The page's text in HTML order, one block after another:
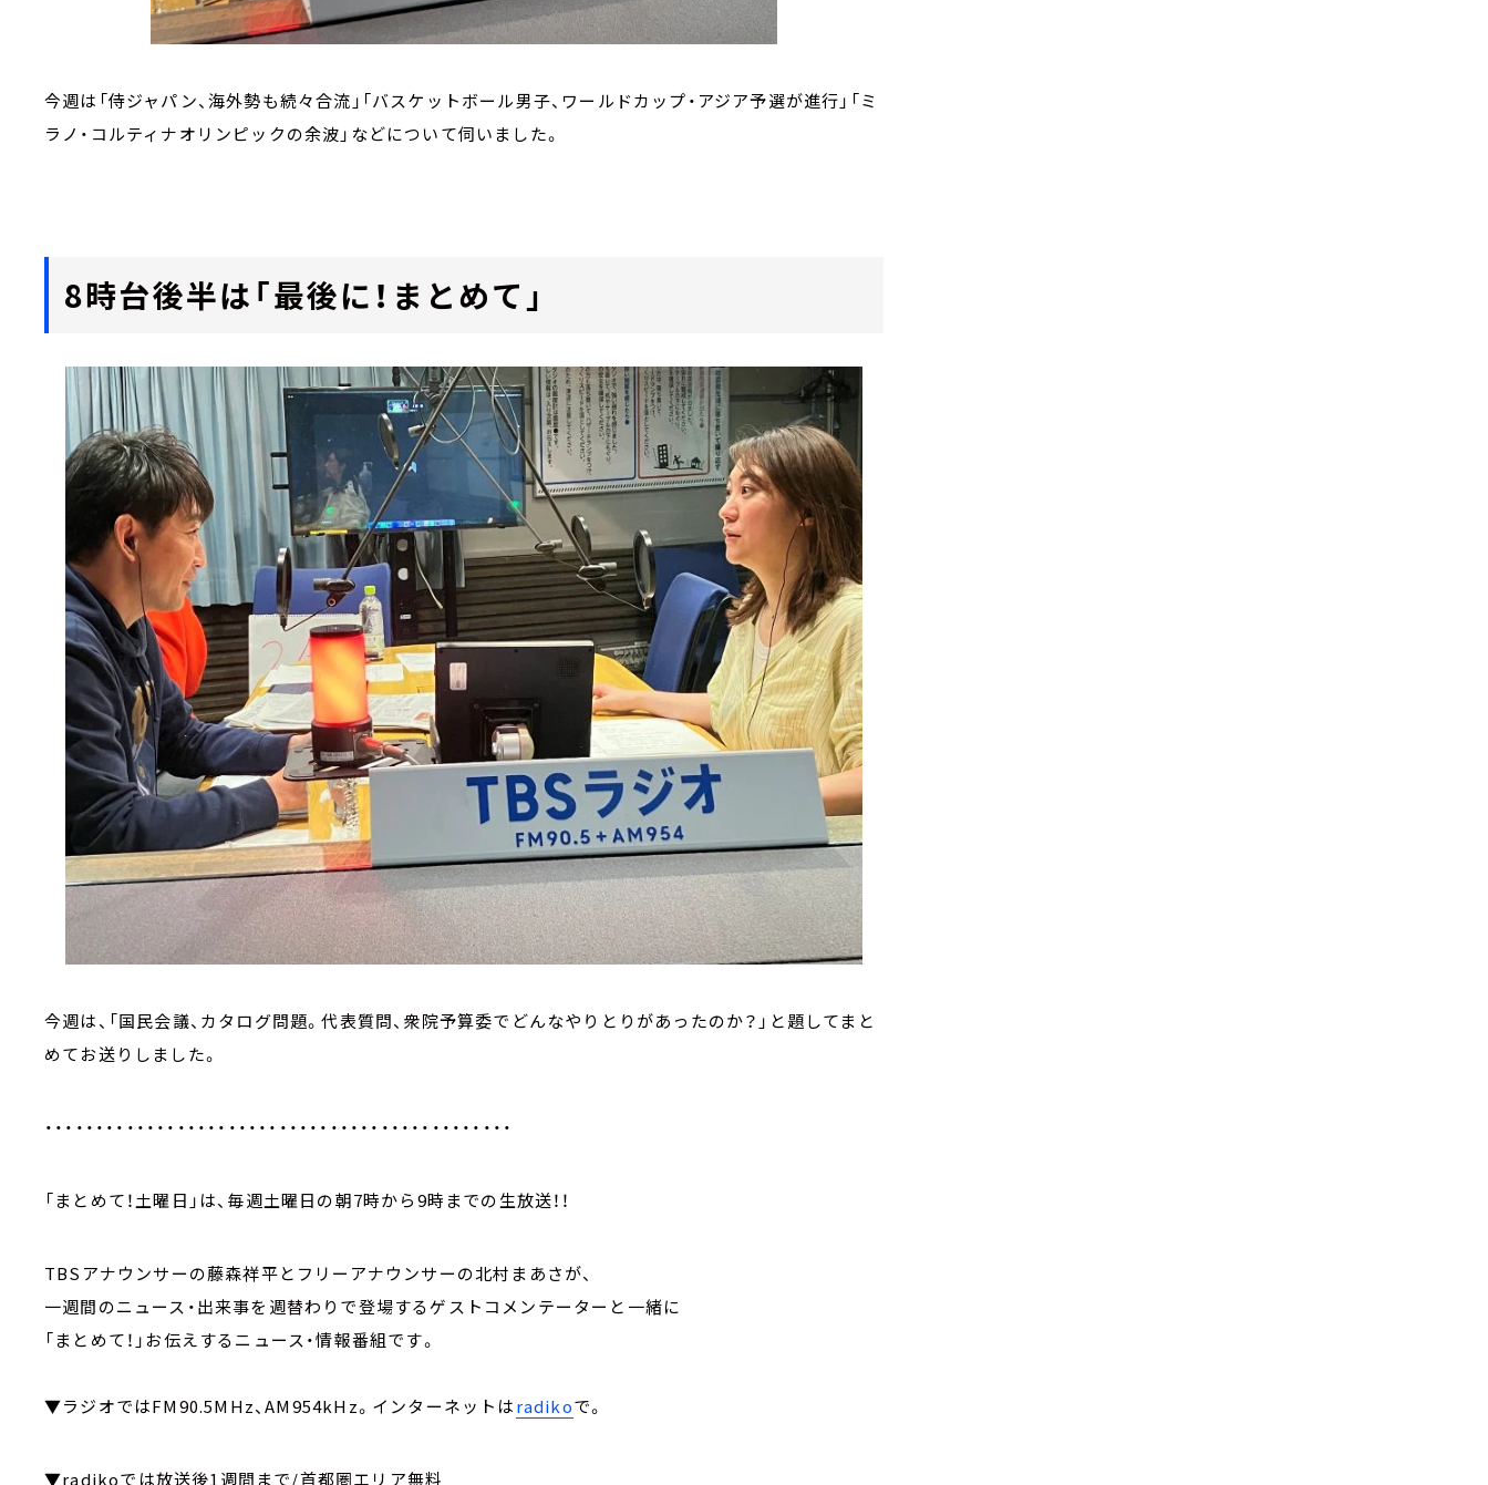
今週は「侍ジャパン、海外勢も続々合流」「バスケットボール男子、ワールドカップ・アジア予選が進行」「ミ
ラノ・コルティナオリンピックの余波」などについて伺いました。
8時台後半は「最後に！まとめて」
今週は、「国民会議、カタログ問題。代表質問、衆院予算委でどんなやりとりがあったのか？」と題してまと
めてお送りしました。
・・・・・・・・・・・・・・・・・・・・・・・・・・・・・・・・・・・・・・・・・・・・・・
「まとめて！土曜日」は、毎週土曜日の朝7時から9時までの生放送！！
TBSアナウンサーの藤森祥平とフリーアナウンサーの北村まあさが、
一週間のニュース・出来事を週替わりで登場するゲストコメンテーターと一緒に
「まとめて！」お伝えするニュース・情報番組です。
▼ラジオではFM90.5MHz、AM954kHz。インターネットはradikoで。
▼radikoでは放送後1週間まで/首都圏エリア無料